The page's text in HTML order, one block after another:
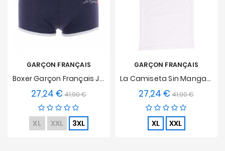
GARÇON FRANÇAIS
Boxer Garçon Français Je T Aime
27,24 € Precio
base
41,90 €Precio
XL XXL 3XL
GARÇON FRANÇAIS
La Camiseta Sin Mangas Blanca
27,24 € Precio
base
41,90 €Precio
XL XXL